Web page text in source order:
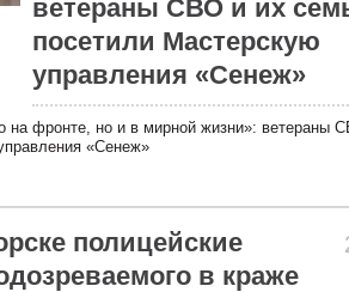
ветераны СВО и их
посетили Мастерскую
управления «Сенеж»
на фронте, но и в мирной жизни»: ветераны
«Сенеж»
полицейские
в краже